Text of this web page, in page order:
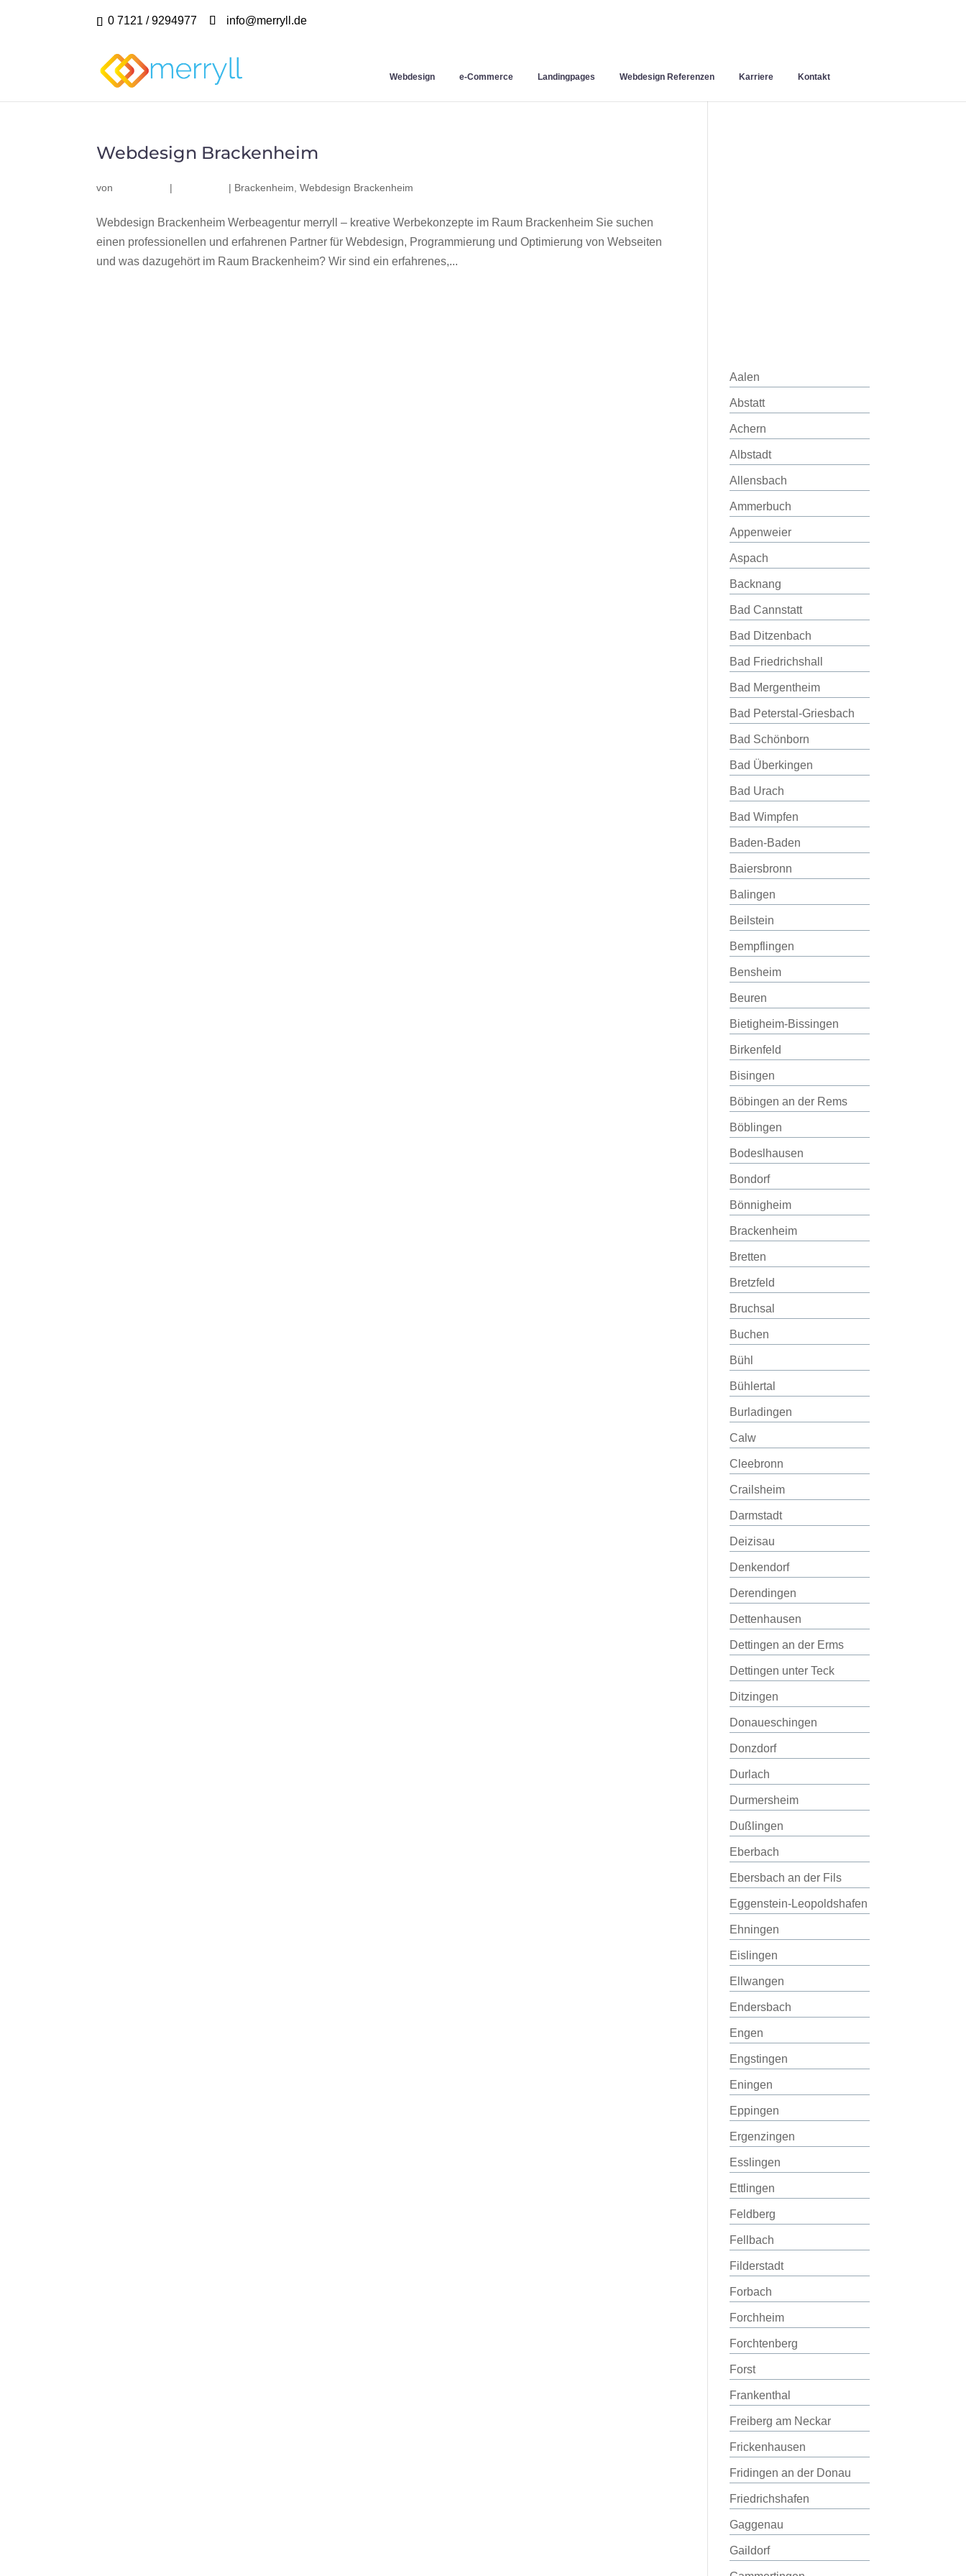
0 7121 / 9294977 info@merryll.de
Webdesign e-Commerce Landingpages Webdesign Referenzen Karriere Kontakt
Webdesign Brackenheim
von | | Brackenheim ,Webdesign Brackenheim
Webdesign Brackenheim Werbeagentur merryll – kreative Werbekonzepte im Raum Brackenheim Sie suchen
einen professionellen und erfahrenen Partner für Webdesign, Programmierung und Optimierung von Webseiten
und was dazugehört im Raum Brackenheim? Wir sind ein erfahrenes,...
Aalen
Abstatt
Achern
Albstadt
Allensbach
Ammerbuch
Appenweier
Aspach
Backnang
Bad Cannstatt
Bad Ditzenbach
Bad Friedrichshall
Bad Mergentheim
Bad Peterstal-Griesbach
Bad Schönborn
Bad Überkingen
Bad Urach
Bad Wimpfen
Baden-Baden
Baiersbronn
Balingen
Beilstein
Bempflingen
Bensheim
Beuren
Bietigheim-Bissingen
Birkenfeld
Bisingen
Böbingen an der Rems
Böblingen
Bodeslhausen
Bondorf
Bönnigheim
Brackenheim
Bretten
Bretzfeld
Bruchsal
Buchen
Bühl
Bühlertal
Burladingen
Calw
Cleebronn
Crailsheim
Darmstadt
Deizisau
Denkendorf
Derendingen
Dettenhausen
Dettingen an der Erms
Dettingen unter Teck
Ditzingen
Donaueschingen
Donzdorf
Durlach
Durmersheim
Dußlingen
Eberbach
Ebersbach an der Fils
Eggenstein-Leopoldshafen
Ehningen
Eislingen
Ellwangen
Endersbach
Engen
Engstingen
Eningen
Eppingen
Ergenzingen
Esslingen
Ettlingen
Feldberg
Fellbach
Filderstadt
Forbach
Forchheim
Forchtenberg
Forst
Frankenthal
Freiberg am Neckar
Frickenhausen
Fridingen an der Donau
Friedrichshafen
Gaggenau
Gaildorf